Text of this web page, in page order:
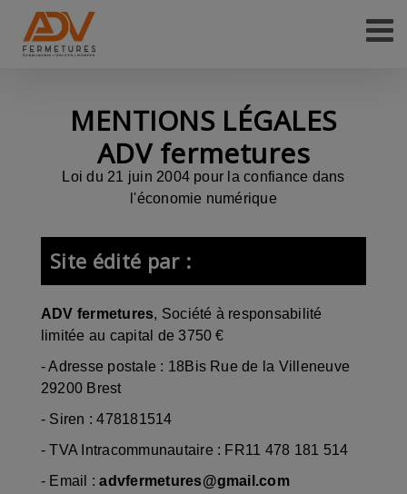
Passer
contenu
MENTIONS LÉGALES
ADV fermetures
Loi du 21 juin 2004 pour la confiance dans
l'économie numérique
Site édité par :
ADV fermetures, Société à responsabilité
limitée au capital de 3750 €
- Adresse postale : 18Bis Rue de la Villeneuve
29200 Brest
- Siren :478181514
- TVA Intracommunautaire : FR11 478 181 514
- Email :advfermetures@gmail.com